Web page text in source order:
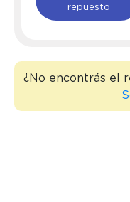
repuesto
¿No encontrás el